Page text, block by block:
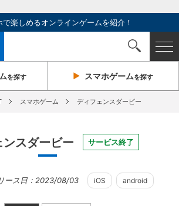
で楽しめるオンラインゲームを紹介！
を探す スマホゲームを探す
スマホゲーム ディフェンスダービー
ンスダービー サービス終了
ース日：2023/08/03 iOS android